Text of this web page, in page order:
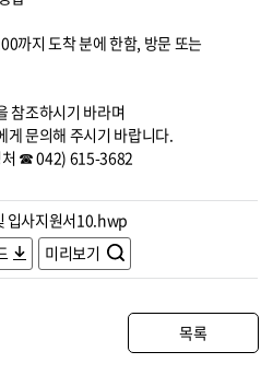
까지 도착 분에 한함, 방문 또는
참조하시기 바라며
게 문의해 주시기 바랍니다.
처 ☎ 042) 615-3682
입사지원서10.hwp
미리보기
목록